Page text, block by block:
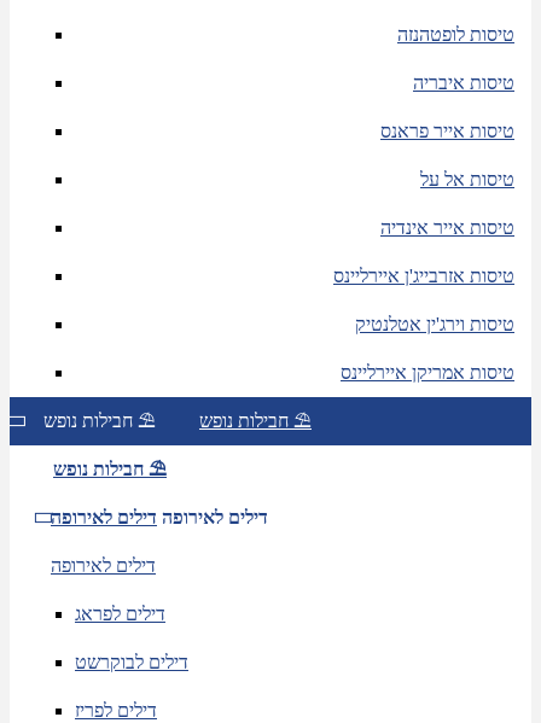
טיסות לופטהנזה
טיסות איבריה
טיסות אייר פראנס
טיסות אל על
טיסות אייר אינדיה
טיסות אזרבייג'ן איירליינס
טיסות וירג'ין אטלנטיק
טיסות אמריקן איירליינס
חבילות נופש ⛱ חבילות נופש ⛱
חבילות נופש ⛱
דילים לאירופה דילים לאירופה
דילים לאירופה
דילים לפראג
דילים לבוקרשט
דילים לפריז